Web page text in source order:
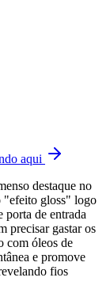
aqui
destaque no
"efeito gloss" logo
porta de entrada
precisar gastar os
com óleos de
e promove
fios